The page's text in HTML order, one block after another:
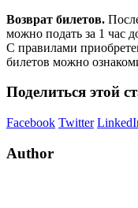
Возврат билетов.
можно подать за 1 час
С правилами
билетов можно
Поделиться этой
Facebook Twitter
Author